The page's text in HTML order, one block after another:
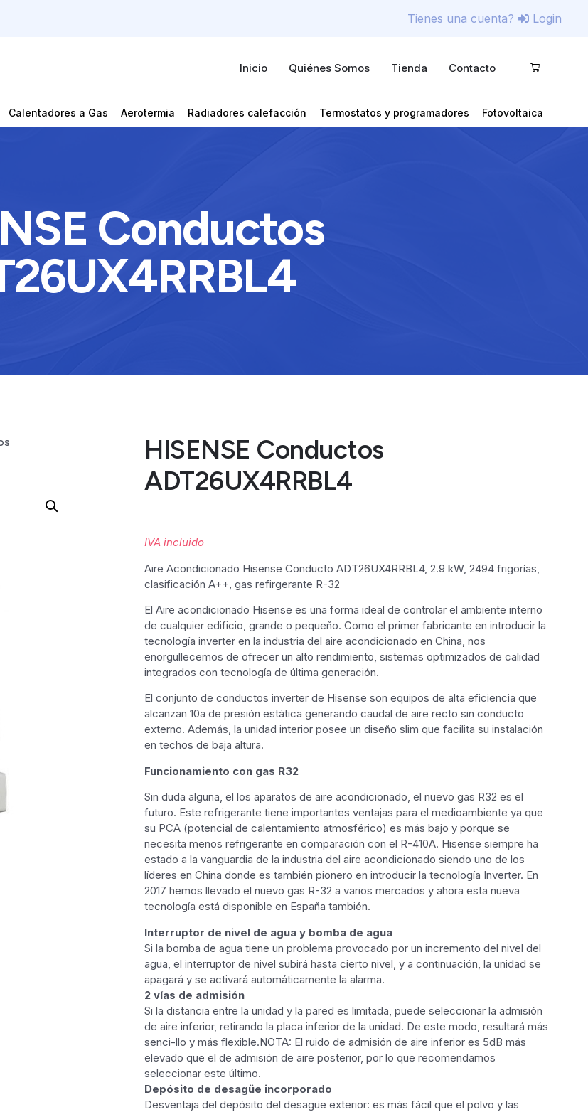
Tienes una cuenta? Login
Inicio Quiénes Somos Tienda Contacto
Calentadores a Gas Aerotermia Radiadores calefacción Termostatos y programadores Fotovoltaica
Conductos
HISENSE Conductos
ADT26UX4RRBL4
IVA incluido
Aire Acondicionado Hisense Conducto ADT26UX4RRBL4, 2.9 kW, 2494 frigorías,
clasificación A++, gas refirgerante R-32
El Aire acondicionado Hisense es una forma ideal de controlar el ambiente interno
de cualquier edificio, grande o pequeño. Como el primer fabricante en introducir la
tecnología inverter en la industria del aire acondicionado en China, nos
enorgullecemos de ofrecer un alto rendimiento, sistemas optimizados de calidad
integrados con tecnología de última generación.
El conjunto de conductos inverter de Hisense son equipos de alta eficiencia que
alcanzan 10a de presión estática generando caudal de aire recto sin conducto
externo. Además, la unidad interior posee un diseño slim que facilita su instalación
en techos de baja altura.
Funcionamiento con gas R32
Sin duda alguna, el los aparatos de aire acondicionado, el nuevo gas R32 es el
futuro. Este refrigerante tiene importantes ventajas para el medioambiente ya que
su PCA (potencial de calentamiento atmosférico) es más bajo y porque se
necesita menos refrigerante en comparación con el R-410A. Hisense siempre ha
estado a la vanguardia de la industria del aire acondicionado siendo uno de los
líderes en China donde es también pionero en introducir la tecnología Inverter. En
2017 hemos llevado el nuevo gas R-32 a varios mercados y ahora esta nueva
tecnología está disponible en España también.
Interruptor de nivel de agua y bomba de agua
Si la bomba de agua tiene un problema provocado por un incremento del nivel del
agua, el interruptor de nivel subirá hasta cierto nivel, y a continuación, la unidad se
apagará y se activará automáticamente la alarma.
2 vías de admisión
Si la distancia entre la unidad y la pared es limitada, puede seleccionar la admisión
de aire inferior, retirando la placa inferior de la unidad. De este modo, resultará más
senci-llo y más flexible.NOTA: El ruido de admisión de aire inferior es 5dB más
elevado que el de admisión de aire posterior, por lo que recomendamos
seleccionar este último.
Depósito de desagüe incorporado
Desventaja del depósito del desagüe exterior: es más fácil que el polvo y las